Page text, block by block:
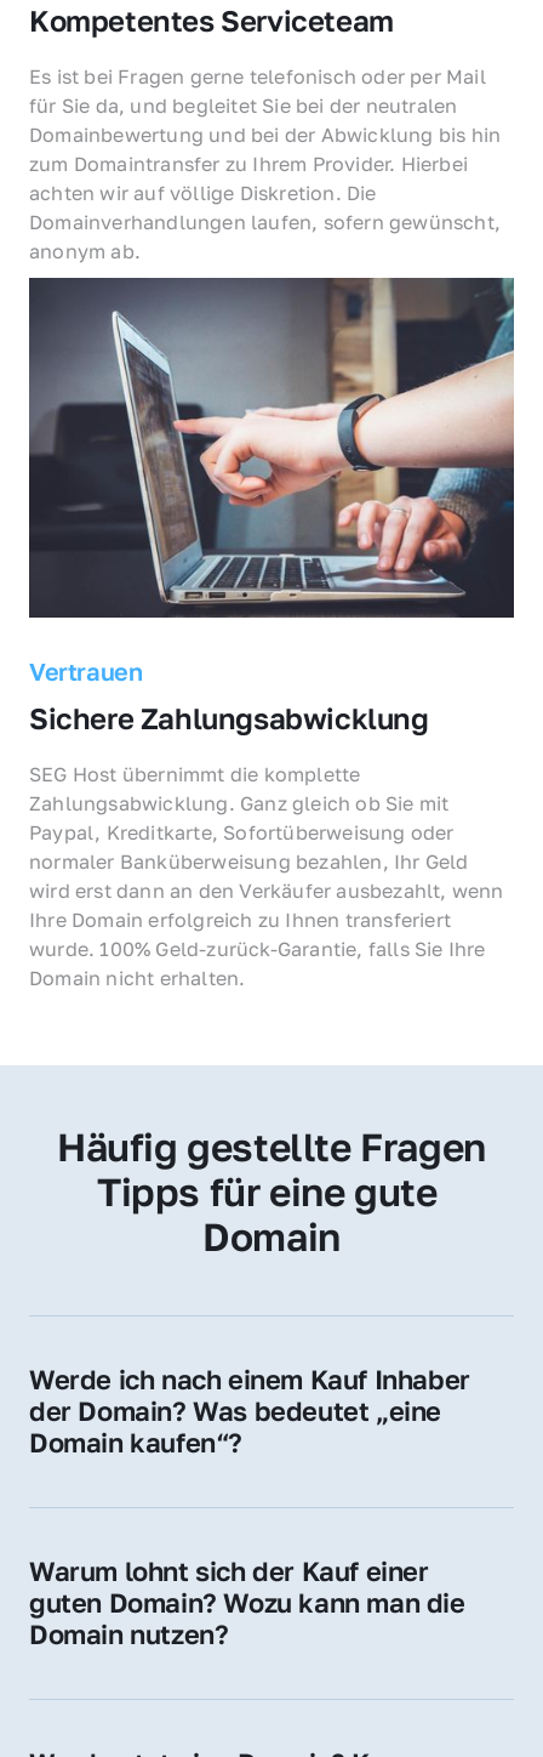
Kompetentes Serviceteam
Es ist bei Fragen gerne telefonisch oder per Mail
für Sie da, und begleitet Sie bei der neutralen
Domainbewertung und bei der Abwicklung bis hin
zum Domaintransfer zu Ihrem Provider. Hierbei
achten wir auf völlige Diskretion. Die
Domainverhandlungen laufen, sofern gewünscht,
anonym ab.
Vertrauen
Sichere Zahlungsabwicklung
SEG Host übernimmt die komplette
Zahlungsabwicklung. Ganz gleich ob Sie mit
Paypal, Kreditkarte, Sofortüberweisung oder
normaler Banküberweisung bezahlen, Ihr Geld
wird erst dann an den Verkäufer ausbezahlt, wenn
Ihre Domain erfolgreich zu Ihnen transferiert
wurde. 100% Geld-zurück-Garantie, falls Sie Ihre
Domain nicht erhalten.
Häufig gestellte Fragen
Tipps für eine gute
Domain
Werde ich nach einem Kauf Inhaber
der Domain? Was bedeutet „eine
Domain kaufen“?
Sie erhalten alle Rechte zur Nutzung,
Domain.
Warum lohnt sich der Kauf einer
guten Domain? Wozu kann man die
Domain nutzen?
Vertrauen und Markenwert. Nutzen Sie sie